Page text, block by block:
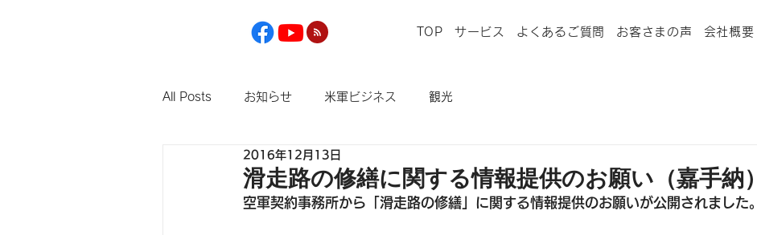
TOP サービス よくあるご質問 お客さまの声 会社概要
All Posts お知らせ 米軍ビジネス 観光
滑走路の修繕に関する情報提供のお願い（嘉手納）
2016年12月13日
空軍契約事務所から「滑走路の修繕」に関する情報提供のお願いが公開されました。